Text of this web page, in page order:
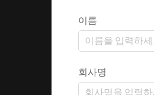
이름
회사명